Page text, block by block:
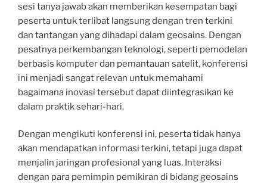
sesi tanya jawab akan memberikan kesempatan bagi
peserta untuk terlibat langsung dengan tren terkini
dan tantangan yang dihadapi dalam geosains. Dengan
pesatnya perkembangan teknologi, seperti pemodelan
berbasis komputer dan pemantauan satelit, konferensi
ini menjadi sangat relevan untuk memahami
bagaimana inovasi tersebut dapat diintegrasikan ke
dalam praktik sehari-hari.
Dengan mengikuti konferensi ini, peserta tidak hanya
akan mendapatkan informasi terkini, tetapi juga dapat
menjalin jaringan profesional yang luas. Interaksi
dengan para pemimpin pemikiran di bidang geosains